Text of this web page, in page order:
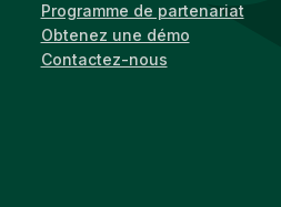
Programme de partenariat
Obtenez une démo
Contactez-nous